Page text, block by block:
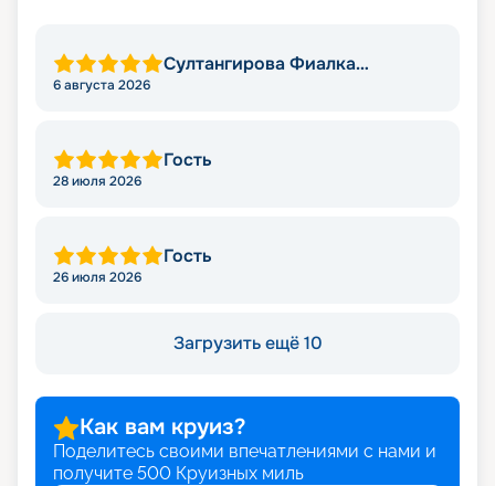
Султангирова Фиалка
6 августа 2026
Гость
28 июля 2026
Гость
26 июля 2026
Загрузить ещё 10
Как вам круиз?
Поделитесь своими впечатлениями с нами и
получите 500 Круизных миль